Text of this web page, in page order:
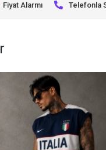
Fiyat Alarmı Telefonla